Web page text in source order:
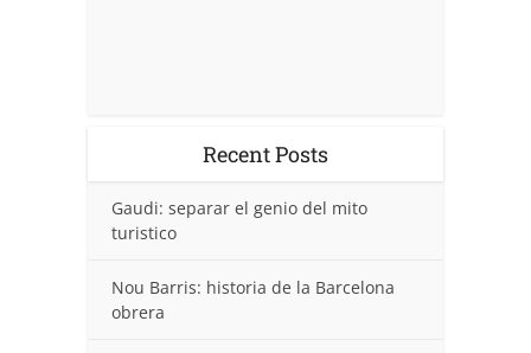
Recent Posts
Gaudi: separar el genio del mito
turistico
Nou Barris: historia de la Barcelona
obrera